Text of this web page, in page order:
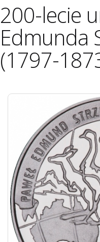
200-lecie
Edmunda
(1797-